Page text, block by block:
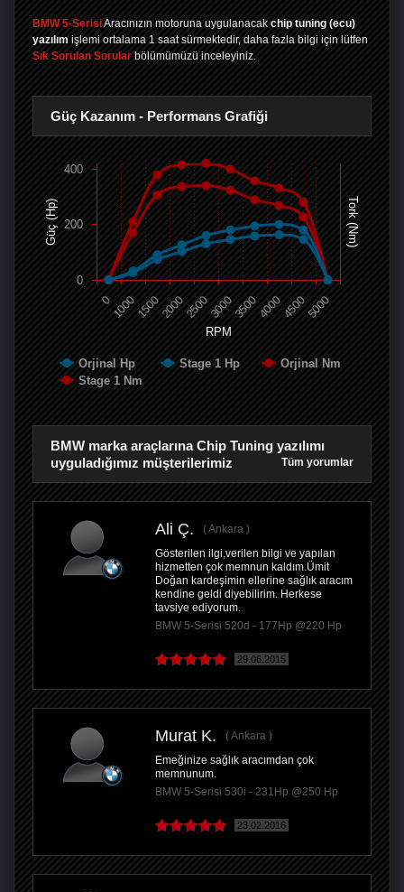
BMW 5-SerisiAracınızın motoruna uygulanacak chip tuning (ecu)
yazılım işlemi ortalama 1 saat sürmektedir, daha fazla bilgi için lütfen
Sık Sorulan Sorular bölümümüzü inceleyiniz.
Güç Kazanım - Performans Grafiği
RPM
Güç (Hp) Tork (Nm)
Orjinal Hp Stage 1 Hp
Orjinal Nm
Stage 1 Nm
0 100015002000250030003500400045005000
0
200
400
BMW marka araçlarına Chip Tuning yazılımı
uyguladığımız müşterilerimiz
Tüm yorumlar
Ali Ç.
Ankara
Gösterilen ilgi,verilen bilgi ve yapılan
hizmetten çok memnun kaldım.Ümit
Doğan kardeşimin ellerine sağlık aracım
kendine geldi diyebilirim. Herkese
tavsiye ediyorum.
BMW 5-Serisi 520d - 177Hp @220 Hp
29.06.2015
Murat K.
Ankara
Emeğinize sağlık aracımdan çok
memnunum.
BMW 5-Serisi 530i - 231Hp @250 Hp
23.02.2016